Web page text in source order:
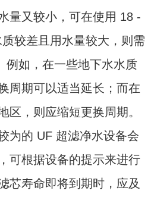
量又较小，可在使用 18 -
较差且用水量较大，则需
例如，在一些地下水水质
周期可以适当延长；而在
区，则应缩短更换周期。
为的 UF 超滤净水设备会
可根据设备的提示来进行
芯寿命即将到期时，应及